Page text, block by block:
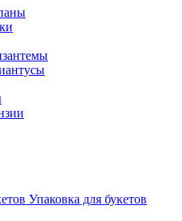
Упаковка для букетов